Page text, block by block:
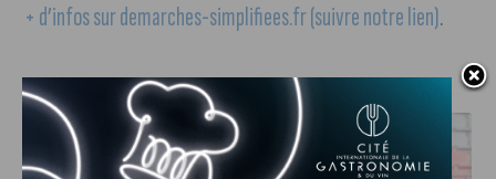
+ d’infos sur demarches-simplifiees.fr (suivre notre lien).
J'AIME LE DFCO